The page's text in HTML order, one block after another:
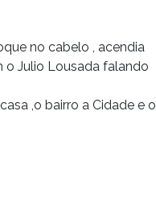
no cabelo , acendia
o Julio Lousada falando
,o bairro a Cidade e o